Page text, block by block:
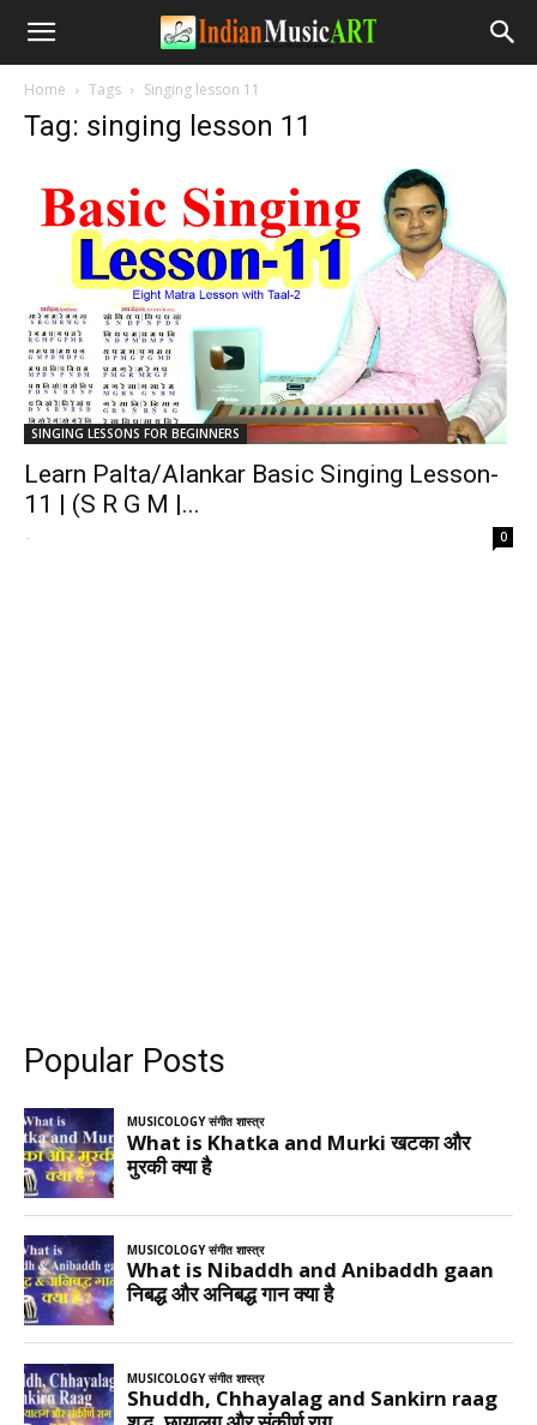
Home Tags Singing lesson 11
Tag: singing lesson 11
SINGING LESSONS FOR BEGINNERS
Learn Palta/Alankar Basic Singing Lesson-
11 | (S R G M |...
- 0
Popular Posts